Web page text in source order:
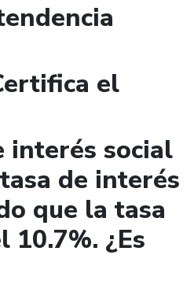
el
interés social
de interés
que la tasa
¿Es